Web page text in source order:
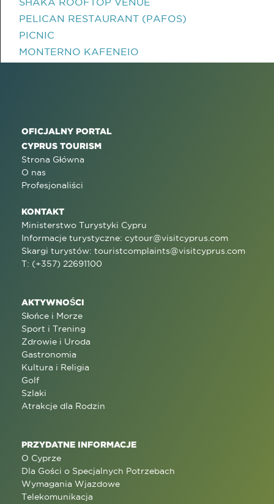
PELICAN RESTAURANT (PAFOS)
PICNIC
MONTERNO KAFENEIO
OFICJALNY PORTAL
CYPRUS TOURISM
Strona Główna
O nas
Profesjonaliści
KONTAKT
Ministerstwo Turystyki Cypru
Informacje turystyczne: cytour@visitcyprus.com
Skargi turystów: touristcomplaints@visitcyprus.com
T: (+357) 22691100
AKTYWNOŚCI
Słońce i Morze
Sport i Trening
Zdrowie i Uroda
Gastronomia
Kultura i Religia
Golf
Szlaki
Atrakcje dla Rodzin
PRZYDATNE INFORMACJE
O Cyprze
Dla Gości o Specjalnych Potrzebach
Wymagania Wjazdowe
Telekomunikacja